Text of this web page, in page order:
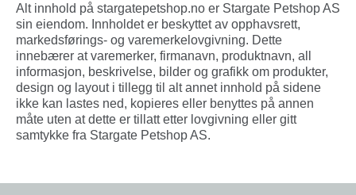
Alt innhold på stargatepetshop.no er Stargate Petshop AS
sin eiendom. Innholdet er beskyttet av opphavsrett,
markedsførings- og varemerkelovgivning. Dette
innebærer at varemerker, firmanavn, produktnavn, all
informasjon, beskrivelse, bilder og grafikk om produkter,
design og layout i tillegg til alt annet innhold på sidene
ikke kan lastes ned, kopieres eller benyttes på annen
måte uten at dette er tillatt etter lovgivning eller gitt
samtykke fra Stargate Petshop AS.